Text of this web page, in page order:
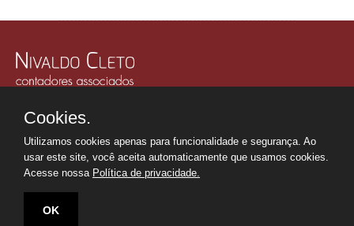
Edifício Memorial Office Building - São Paulo - SP
Tel.: +55 112507-6249
Whatsapp: +55 1198669-0107
secretaria@nivaldocleto.cnt.br
Cookies.
Utilizamos cookies apenas para funcionalidade e segurança. Ao
usar este site, você aceita automaticamente que usamos cookies.
Acesse nossa Política de privacidade.
OK